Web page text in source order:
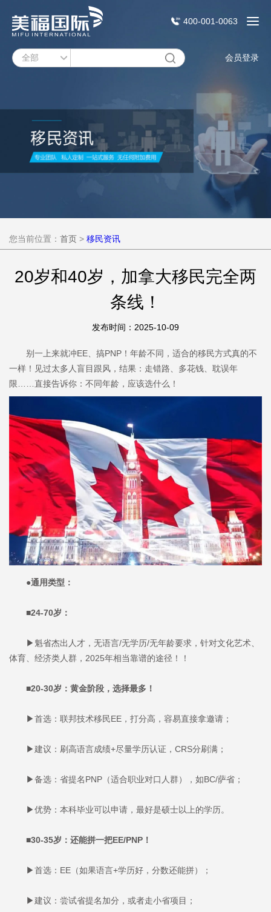
400-001-0063
会员登录
您当前位置： 首页 > 移民资讯
20岁和40岁，加拿大移民完全两
条线！
发布时间：2025-10-09
别一上来就冲EE、搞PNP！年龄不同，适合的移民方式真的不
一样！见过太多人盲目跟风，结果：走错路、多花钱、耽误年
限……直接告诉你：不同年龄，应该选什么！
●通用类型：
■24-70岁：
▶魁省杰出人才，无语言/无学历/无年龄要求，针对文化艺术、
体育、经济类人群，2025年相当靠谱的途径！！
■20-30岁：黄金阶段，选择最多！
▶首选：联邦技术移民EE，打分高，容易直接拿邀请；
▶建议：刷高语言成绩+尽量学历认证，CRS分刷满；
▶备选：省提名PNP（适合职业对口人群），如BC/萨省；
▶优势：本科毕业可以申请，最好是硕士以上的学历。
■30-35岁：还能拼一把EE/PNP！
▶首选：EE（如果语言+学历好，分数还能拼）；
▶建议：尝试省提名加分，或者走小省项目；